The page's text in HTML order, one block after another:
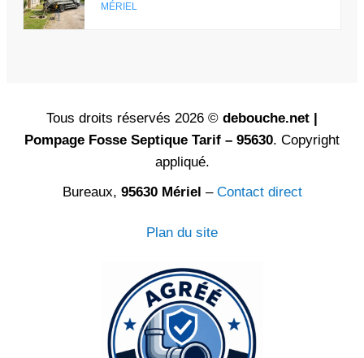
MÉRIEL
Tous droits réservés 2026 © debouche.net |
Pompage Fosse Septique Tarif – 95630. Copyright
appliqué.
Bureaux, 95630 Mériel – Contact direct
Plan du site